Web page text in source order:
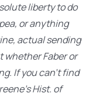
liberty to do
or anything
actual sending
whether Faber or
If you can’t find
Hist. of